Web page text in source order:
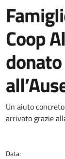
Coop
Dettagli
Un aiuto
arrivato grazie
Data: